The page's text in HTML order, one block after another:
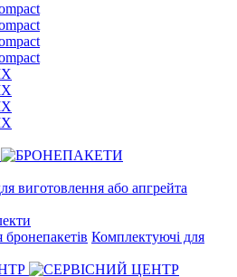
виготовлення або апгрейта
Комплектуючі для